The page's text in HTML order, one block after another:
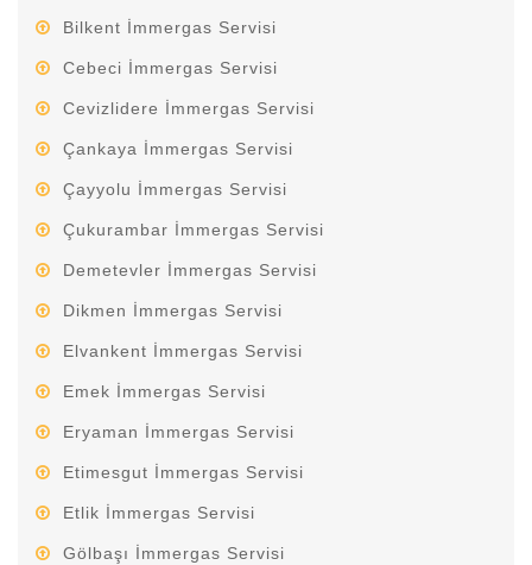
Bilkent İmmergas Servisi
Cebeci İmmergas Servisi
Cevizlidere İmmergas Servisi
Çankaya İmmergas Servisi
Çayyolu İmmergas Servisi
Çukurambar İmmergas Servisi
Demetevler İmmergas Servisi
Dikmen İmmergas Servisi
Elvankent İmmergas Servisi
Emek İmmergas Servisi
Eryaman İmmergas Servisi
Etimesgut İmmergas Servisi
Etlik İmmergas Servisi
Gölbaşı İmmergas Servisi